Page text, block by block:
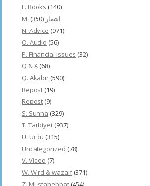
L. Books (140)
M. اشعار (350)
N. Advice (971)
O. Audio (56)
P. Financial issues (32)
Q & A (68)
Q. Akabir (590)
Repost (19)
Repost (9)
S. Sunna (329)
T. Tarbiyet (937)
U. Urdu (315)
Uncategorized (78)
V. Video (7)
W. Wird & wazaif(371)
Z. Mustahebbat (454)